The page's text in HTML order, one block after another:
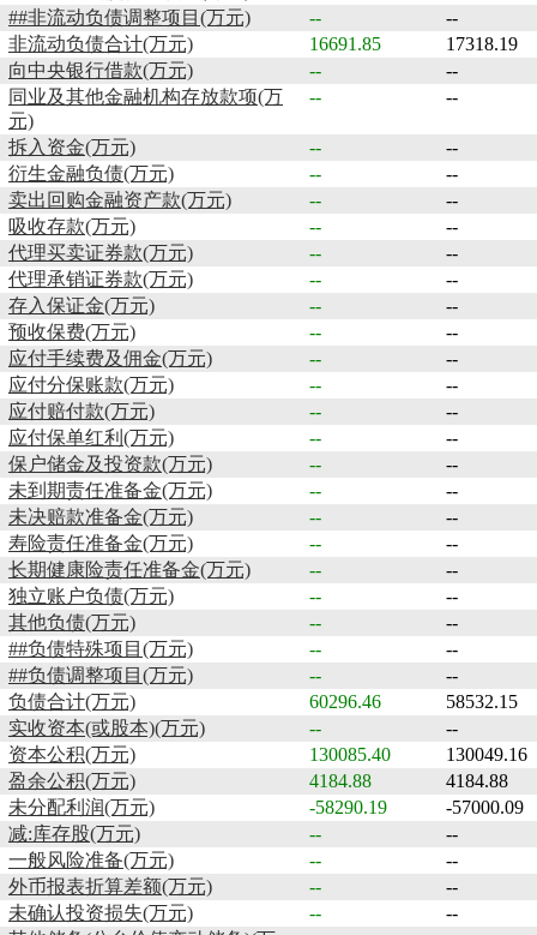
##非流动负债调整项目(万元)
--
--
非流动负债合计(万元)
16691.85
17318.19
向中央银行借款(万元)
--
--
同业及其他金融机构存放款项(万
元)
-- --
拆入资金(万元) --
--
衍生金融负债(万元)
--
--
卖出回购金融资产款(万元)
--
--
吸收存款(万元)
--
--
代理买卖证券款(万元)
--
--
代理承销证券款(万元)
--
--
存入保证金(万元)
--
--
预收保费(万元)
--
--
应付手续费及佣金(万元)
--
--
应付分保账款(万元)
--
--
应付赔付款(万元)
--
--
应付保单红利(万元)
--
--
保户储金及投资款(万元)
--
--
未到期责任准备金(万元)
--
--
未决赔款准备金(万元)
--
--
寿险责任准备金(万元)
--
--
长期健康险责任准备金(万元)
--
--
独立账户负债(万元)
--
--
其他负债(万元)
--
--
##负债特殊项目(万元)
--
--
##负债调整项目(万元)
--
--
负债合计(万元)
60296.46
58532.15
实收资本(或股本)(万元)
--
--
资本公积(万元)
130085.40
130049.16
盈余公积(万元)
4184.88
4184.88
未分配利润(万元)
-58290.19
-57000.09
减:库存股(万元)
--
--
一般风险准备(万元)
--
--
外币报表折算差额(万元)
--
--
未确认投资损失(万元)
--
--